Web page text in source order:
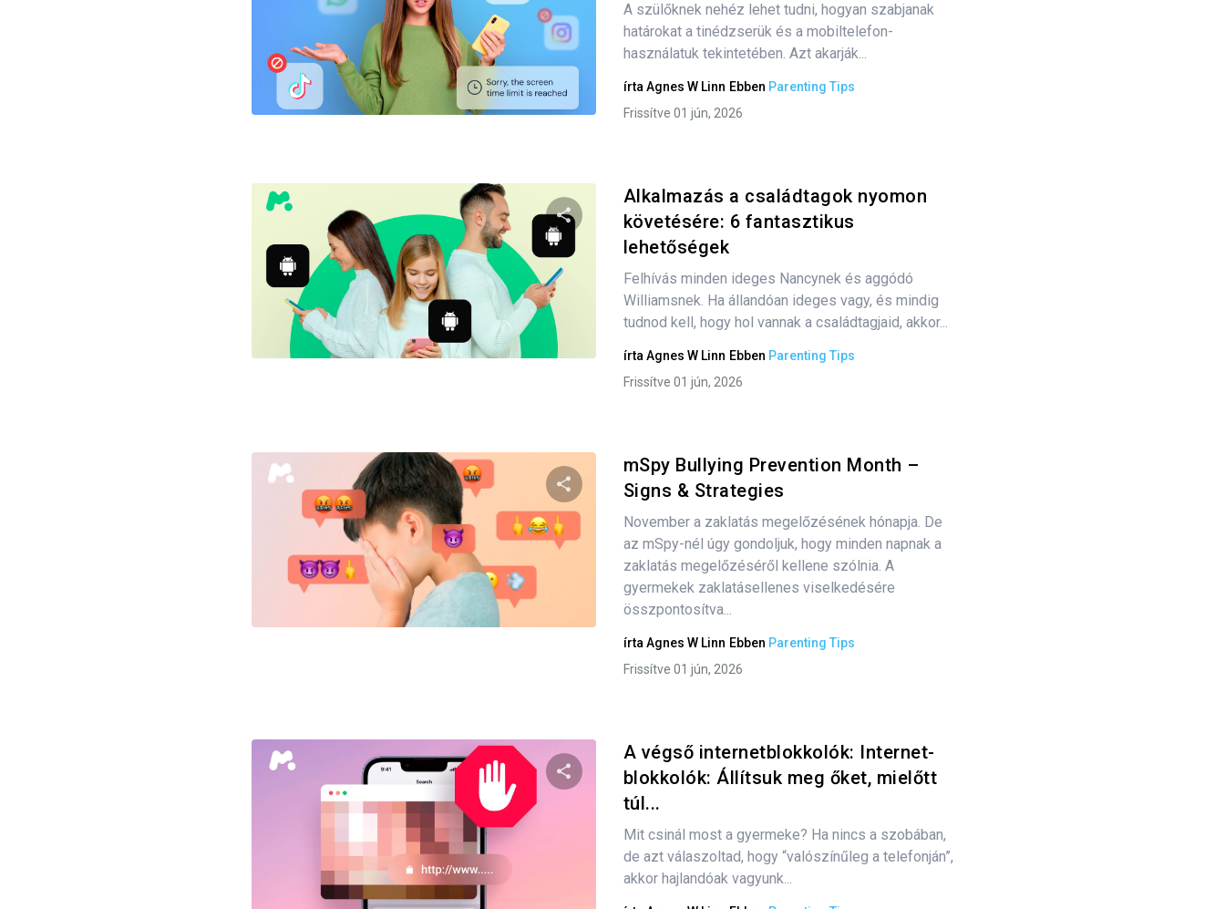
Oszd meg ezt a cikket
Twitter Facebook Link másolása
A szülőknek nehéz lehet tudni, hogyan szabjanak
határokat a tinédzserük és a mobiltelefon-
használatuk tekintetében. Azt akarják...
írta Agnes W Linn Ebben Parenting Tips
Frissítve 01 jún, 2026
Oszd meg ezt a cikket
Alkalmazás a családtagok nyomon
követésére: 6 fantasztikus
lehetőségek
Felhívás minden ideges Nancynek és aggódó
Williamsnek. Ha állandóan ideges vagy, és mindig
tudnod kell, hogy hol vannak a családtagjaid, akkor...
írta Agnes W Linn Ebben Parenting Tips
Frissítve 01 jún, 2026
Oszd meg ezt a cikket
Facebook Link másolása
mSpy Bullying Prevention Month –
Signs & Strategies
November a zaklatás megelőzésének hónapja. De
az mSpy-nél úgy gondoljuk, hogy minden napnak a
zaklatás megelőzéséről kellene szólnia. A
gyermekek zaklatásellenes viselkedésére
összpontosítva...
írta Agnes W Linn Ebben Parenting Tips
Frissítve 01 jún, 2026
A végső internetblokkolók: Internet-
blokkolók: Állítsuk meg őket, mielőtt
túl...
Mit csinál most a gyermeke? Ha nincs a szobában,
de azt válaszoltad, hogy “valószínűleg a telefonján”,
akkor hajlandóak vagyunk...